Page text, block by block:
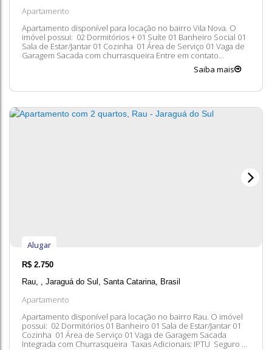
Apartamento
Apartamento disponível para locação no bairro Vila Nova. O
imóvel possui: 02 Dormitórios + 01 Suíte 01 Banheiro Social 01
Sala de Estar/Jantar 01 Cozinha 01 Área de Serviço 01 Vaga de
Garagem Sacada com churrasqueira Entre em contato
conosco para mais informações, ficaremos felizes em lhe
Saiba mais
Apartamento
R$ 2.750
Rau
Jaraguá do Sul Santa Catarina Brasil
Apartamento disponível para locação no bairro Rau. O imóvel
possui: 02 Dormitórios 01 Banheiro 01 Sala de Estar/Jantar 01
Cozinha 01 Área de Serviço 01 Vaga de Garagem Sacada
Integrada com Churrasqueira Taxas Adicionais: IPTU Seguro
Alugar